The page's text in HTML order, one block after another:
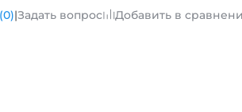
(0)|Задать вопрос Добавить в